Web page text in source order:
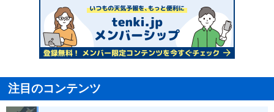
注目のコンテンツ